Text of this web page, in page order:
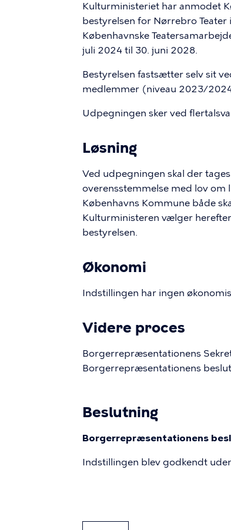
Kulturministeriet har anmodet
bestyrelsen for Nørrebro
Københavnske
juli 2024 til 30. juni 2028.
Bestyrelsen fastsætter selv sit
medlemmer (niveau 2023/
Udpegningen sker ved
Løsning
Ved udpegningen skal der
overensstemmelse med lov
Københavns Kommune både
Kulturministeren vælger
bestyrelsen.
Økonomi
Indstillingen har ingen
Videre proces
Borgerrepræsentationens
Borgerrepræsentationens
Beslutning
Borgerrepræsentationens
Indstillingen blev godkendt